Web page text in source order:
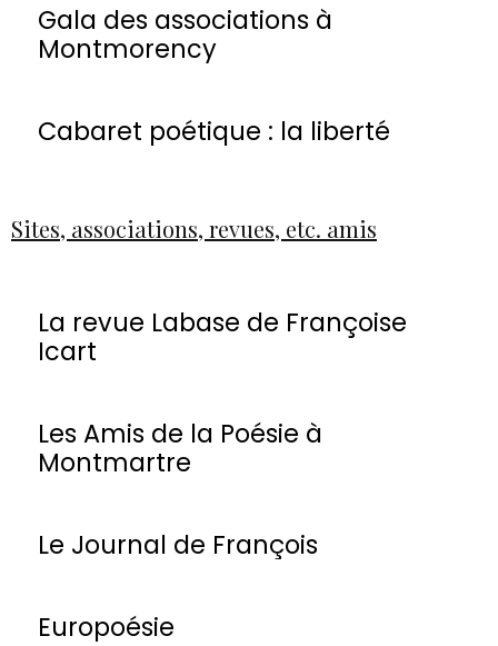
Gala des associations à
Montmorency
Cabaret poétique : la liberté
Sites, associations, revues, etc. amis
La revue Labase de Françoise
Icart
Les Amis de la Poésie à
Montmartre
Le Journal de François
Europoésie